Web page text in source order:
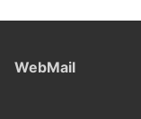
WebMail